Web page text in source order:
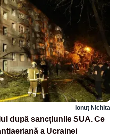
Ionuț Nichita
după sancțiunile SUA. Ce
a Ucrainei